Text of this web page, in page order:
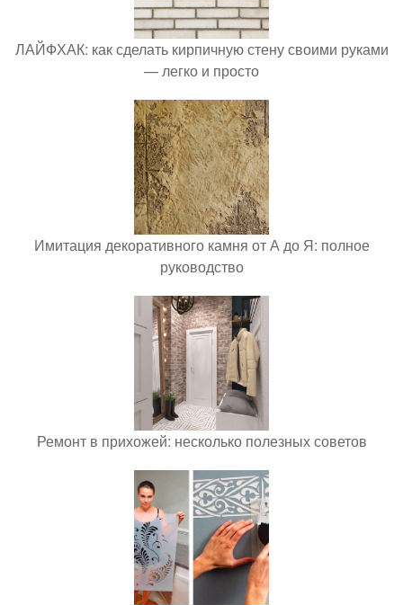
ЛАЙФХАК: как сделать кирпичную стену своими руками
— легко и просто
Имитация декоративного камня от А до Я: полное
руководство
Ремонт в прихожей: несколько полезных советов